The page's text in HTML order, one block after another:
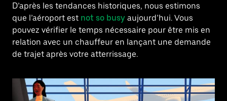
calendrier.
D’après les tendances historiques, nous estimons
que l’aéroport est not so busy aujourd’hui. Vous
pouvez vérifier le temps nécessaire pour être mis en
relation avec un chauffeur en lançant une demande
de trajet après votre atterrissage.